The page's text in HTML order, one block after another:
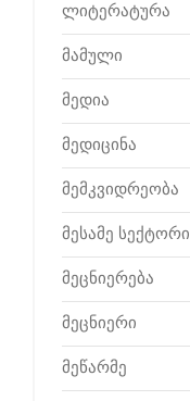
ლიტერატურა
მამული
მედია
მედიცინა
მემკვიდრეობა
მესამე სექტორი
მეცნიერება
მეცნიერი
მეწარმე